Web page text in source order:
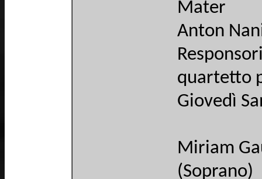
Mater
Anton
quartetto
Giovedì
Miriam
(Soprano)